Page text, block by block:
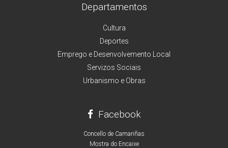
Departamentos
Cultura
Deportes
Emprego e Desenvolvemento Local
Servizos Sociais
Urbanismo e Obras
Facebook
Concello de Camariñas
Mostra do Encaixe